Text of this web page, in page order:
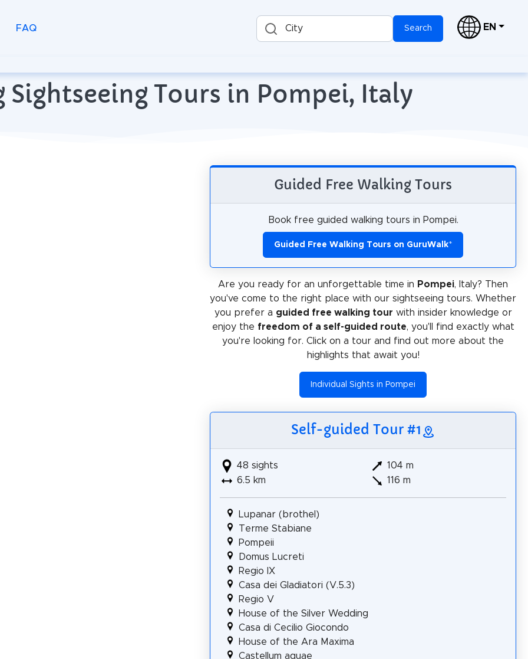
FAQ City Search EN
Sightseeing Tours in Pompei, Italy
Guided Free Walking Tours
Book free guided walking tours in Pompei.
Guided Free Walking Tours on GuruWalk*
Are you ready for an unforgettable time in Pompei, Italy? Then
you've come to the right place with our sightseeing tours. Whether
you prefer a guided free walking tour with insider knowledge or
enjoy the freedom of a self-guided route, you'll find exactly what
you're looking for. Click on a tour and find out more about the
highlights that await you!
Individual Sights in Pompei
Self-guided Tour #1
48 sights
6.5 km
104 m
116 m
Lupanar (brothel)
Terme Stabiane
Pompeii
Domus Lucreti
Regio IX
Casa dei Gladiatori (V.5.3)
Regio V
House of the Silver Wedding
Casa di Cecilio Giocondo
House of the Ara Maxima
Castellum aquae